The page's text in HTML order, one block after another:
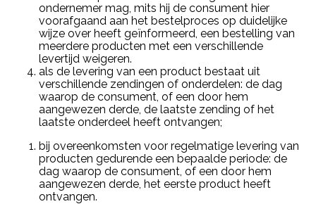
ondernemer mag, mits hij de consument hier
voorafgaand aan het bestelproces op duidelijke
wijze over heeft geïnformeerd, een bestelling van
meerdere producten met een verschillende
levertijd weigeren.
als de levering van een product bestaat uit
verschillende zendingen of onderdelen: de dag
waarop de consument, of een door hem
aangewezen derde, de laatste zending of het
laatste onderdeel heeft ontvangen;
bij overeenkomsten voor regelmatige levering van
producten gedurende een bepaalde periode: de
dag waarop de consument, of een door hem
aangewezen derde, het eerste product heeft
ontvangen.